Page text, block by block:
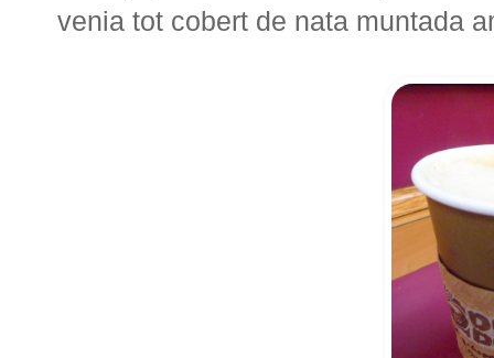
venia tot cobert de nata muntada